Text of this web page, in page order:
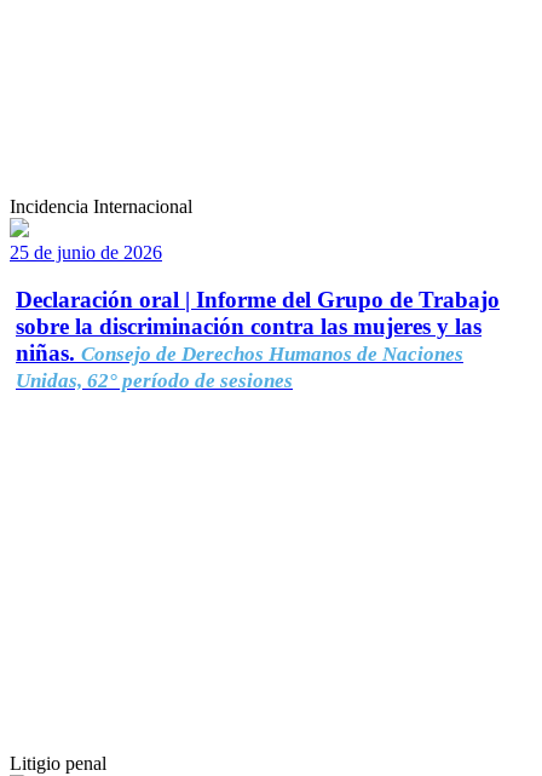
Incidencia Internacional
25 de junio de 2026
Declaración oral | Informe del Grupo de Trabajo
sobre la discriminación contra las mujeres y las
niñas. Consejo de Derechos Humanos de Naciones
Unidas, 62° período de sesiones
Litigio penal